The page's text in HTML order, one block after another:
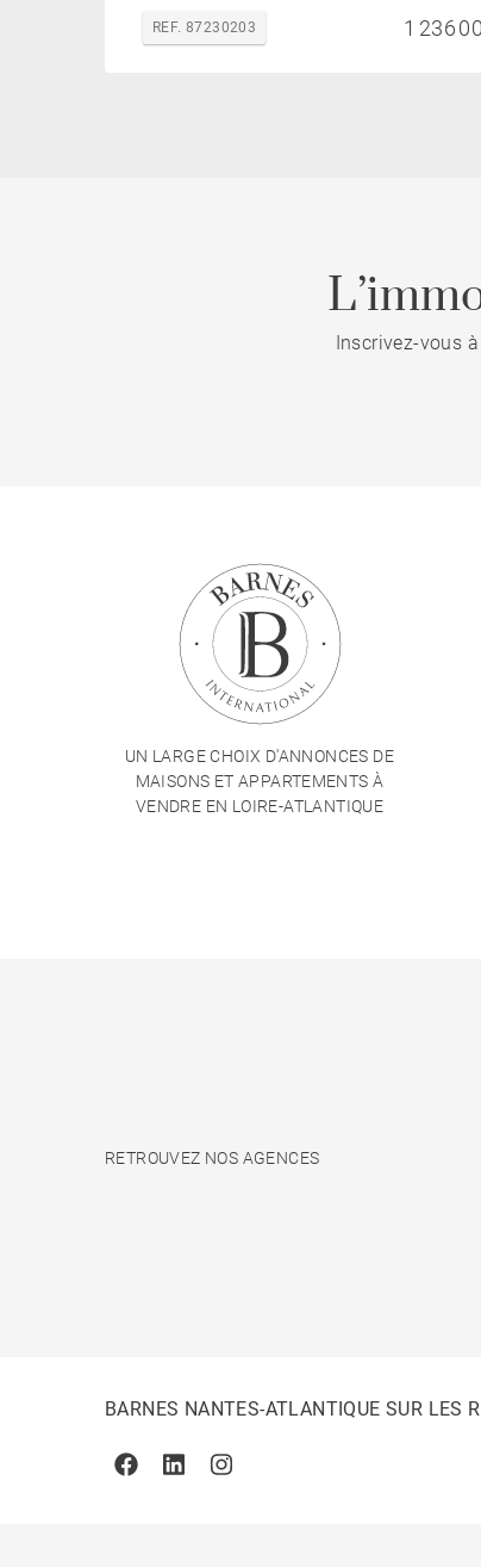
REF. 87230203 1 236
Inscrivez-vous
UN LARGE CHOIX D'ANNONCES DE
MAISONS ET APPARTEMENTS À
VENDRE EN LOIRE-ATLANTIQUE
RETROUVEZ NOS AGENCES
BARNES NANTES-ATLANTIQUE SUR LES
FacebookLinkedinInstagram